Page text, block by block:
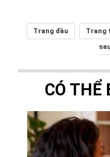
Trang đầu Trang
sau
CÓ THỂ